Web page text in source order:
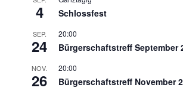
4 Schlossfest
SEP.
24
20:00
Bürgerschaftstreff September
NOV.
26
20:00
Bürgerschaftstreff November